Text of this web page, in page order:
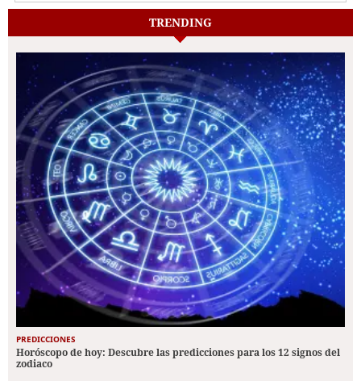
TRENDING
PREDICCIONES
Horóscopo de hoy: Descubre las predicciones para los 12 signos del
zodiaco